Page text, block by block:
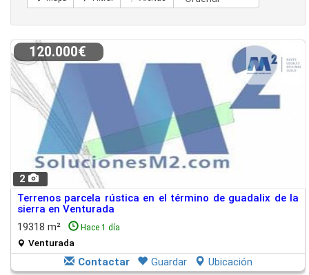
2
120.000€
Terrenos parcela rústica en el término de guadalix de la
sierra en Venturada
19318 m²
Hace 1 día
Venturada
Contactar Guardar Ubicación